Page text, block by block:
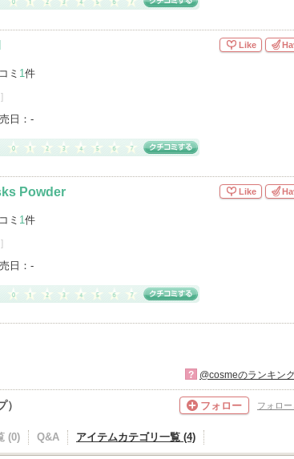
ミ 1件
]
日： -
Like
Powder
ミ 1件
]
日： -
Like
? @cosmeのランキン
フォロー フォロ
(0) Q&A アイテムカテゴリ一覧 (4)